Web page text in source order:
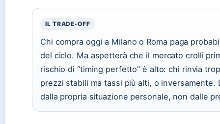
IL TRADE-OFF
Chi compra oggi a Milano o Roma paga
del ciclo. Ma aspetterà che il mercato crolli
rischio di “timing perfetto” è alto: chi rinvia
prezzi stabili ma tassi più alti, o inversamente.
dalla propria situazione personale, non dalle